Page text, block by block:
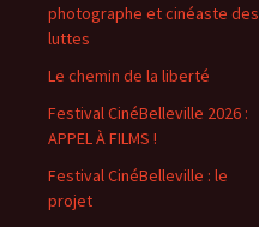
photographe et cinéaste des
luttes
Le chemin de la liberté
Festival CinéBelleville 2026 :
APPEL À FILMS !
Festival CinéBelleville : le
projet